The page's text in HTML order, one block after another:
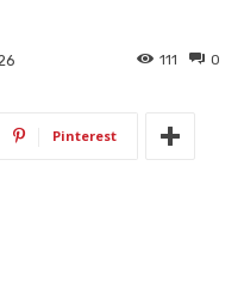
0
111
Pinterest